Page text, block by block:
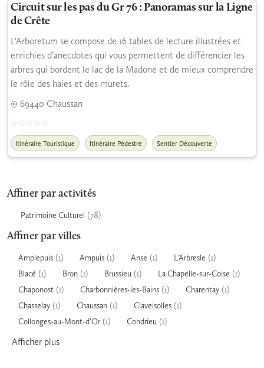
Affiner par activités
Patrimoine Culturel (78)
Affiner par villes
Amplepuis (1) Ampuis (1) Anse (1) L'Arbresle (1)
Blacé (1) Bron (1) Brussieu (1) La Chapelle-sur-Coise (1)
Chaponost (1) Charbonnières-les-Bains (1) Charentay (1)
Chasselay (1) Chaussan (1) Claveisolles (1)
Collonges-au-Mont-d'Or(1) Condrieu (1)
Afficher plus
Circuit sur les pas du Gr 76 : Panoramas sur la Ligne
de Crête
L'Arboretum se compose de 16 tables de lecture illustrées et
enrichies d’anecdotes qui vous permettent de différencier les
arbres qui bordent le lac de la Madone et de mieux comprendre
le rôle des haies et des murets.
69440 Chaussan
Itinéraire Touristique Itinéraire Pédestre Sentier Découverte